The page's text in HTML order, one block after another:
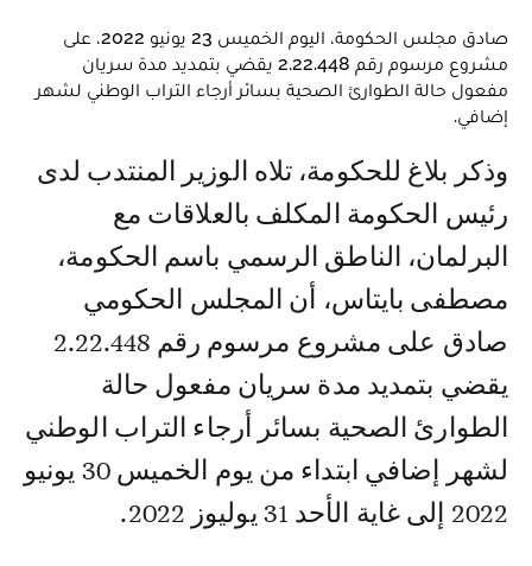
صادق مجلس الحكومة، اليوم الخميس 23 يونيو 2022، على
مشروع مرسوم رقم 2.22.448 يقضي بتمديد مدة سريان
مفعول حالة الطوارئ الصحية بسائر أرجاء التراب الوطني لشهر
إضافي.
وذكر بلاغ للحكومة، تلاه الوزير المنتدب لدى
رئيس الحكومة المكلف بالعلاقات مع
البرلمان، الناطق الرسمي باسم الحكومة،
مصطفى بايتاس، أن المجلس الحكومي
صادق على مشروع مرسوم رقم 2.22.448
يقضي بتمديد مدة سريان مفعول حالة
الطوارئ الصحية بسائر أرجاء التراب الوطني
لشهر إضافي ابتداء من يوم الخميس 30 يونيو
2022 إلى غاية الأحد 31 يوليوز 2022.